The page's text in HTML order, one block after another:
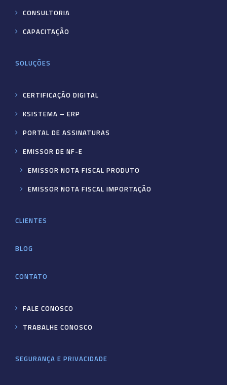
CONSULTORIA
CAPACITAÇÃO
SOLUÇÕES
CERTIFICAÇÃO DIGITAL
KSISTEMA – ERP
PORTAL DE ASSINATURAS
EMISSOR DE NF-E
EMISSOR NOTA FISCAL PRODUTO
EMISSOR NOTA FISCAL IMPORTAÇÃO
CLIENTES
BLOG
CONTATO
FALE CONOSCO
TRABALHE CONOSCO
SEGURANÇA E PRIVACIDADE